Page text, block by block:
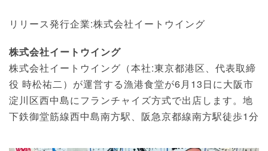
リリース発行企業:株式会社イートウイング
株式会社イートウイング
株式会社イートウイング（本社:東京都港区、代表取締
役 時松祐⼆）が運営する漁港食堂が6月13日に大阪市
淀川区西中島にフランチャイズ方式で出店します。地
下鉄御堂筋線西中島南方駅、阪急京都線南方駅徒歩1分